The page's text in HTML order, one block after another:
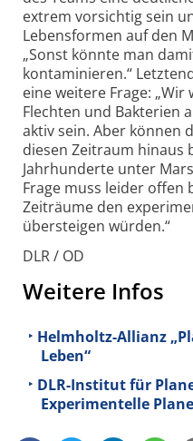
extrem vorsichtig sein
Lebensformen auf den
„Sonst könnte man
kontaminieren.“
eine weitere Frage: „Wir
Flechten und Bakterien
aktiv sein. Aber können
diesen Zeitraum hinaus
Jahrhunderte unter
Frage muss leider offen
Zeiträume den
übersteigen würden.“
DLR / OD
Weitere Infos
Helmholtz-Allianz
Leben“
DLR-Institut für
Experimentelle